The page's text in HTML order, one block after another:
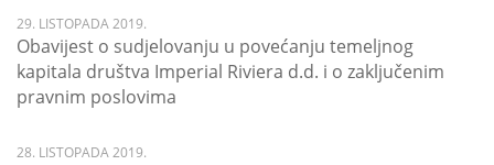
29. LISTOPADA 2019.
Obavijest o sudjelovanju u povećanju temeljnog
kapitala društva Imperial Riviera d.d. i o zaključenim
pravnim poslovima
28. LISTOPADA 2019.